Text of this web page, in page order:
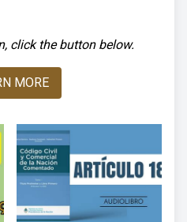
click the button below.
MORE